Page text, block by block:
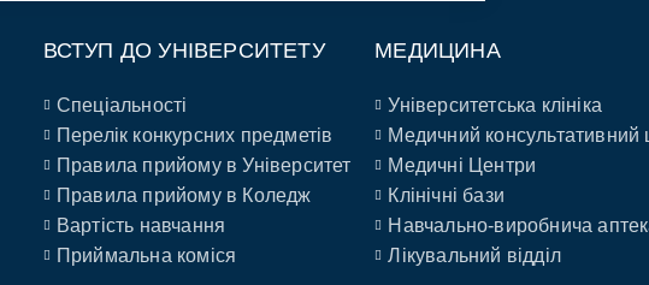
ВСТУП ДО УНІВЕРСИТЕТУ
Спеціальності
Перелік конкурсних предметів
Правила прийому в Університет
Правила прийому в Коледж
Вартість навчання
Приймальна коміся
МЕДИЦИНА
Університетська клініка
Медичний консультативний
Медичні Центри
Клінічні бази
Навчально-виробнича
Лікувальний відділ